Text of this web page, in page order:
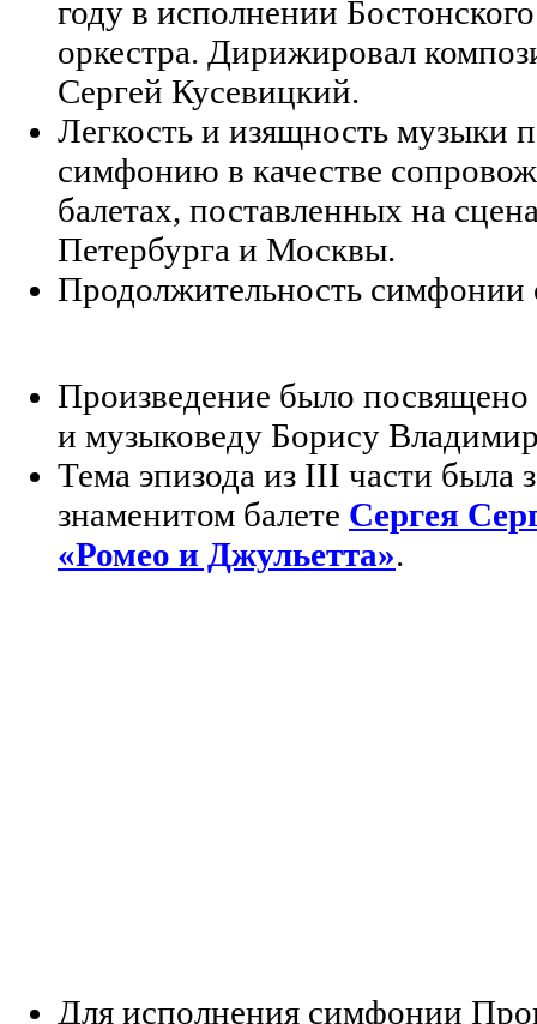
году в исполнении
оркестра. Дирижировал
Сергей Кусевицкий.
Легкость и изящность музыки
симфонию в качестве
балетах, поставленных на
Петербурга и Москвы.
Продолжительность симфонии
Произведение было посвящено
и музыковеду Борису
Тема эпизода из III части была
знаменитом балете Сергея
«Ромео и Джульетта».
Для исполнения симфонии